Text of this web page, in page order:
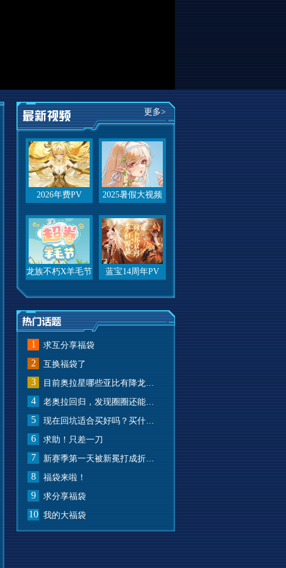
更多>
2026年费PV 2025暑假大视频
龙族不朽X羊毛节 蓝宝14周年PV
1 求互分享福袋
2 互换福袋了
3
4
5
6 求助！只差一刀
7
8 福袋来啦！
9 求分享福袋
10 我的大福袋